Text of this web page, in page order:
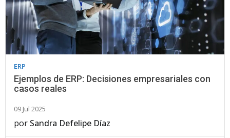
ERP
Ejemplos de ERP: Decisiones empresariales con
casos reales
09 Jul 2025
por Sandra Defelipe Díaz